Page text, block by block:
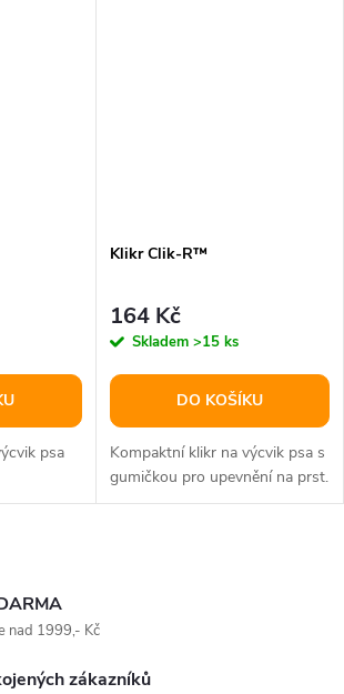
psa
Klikr Clik-R™
164 Kč
Skladem >15 ks
DO KOŠÍKU
Kompaktní klikr na výcvik psa s
gumičkou pro upevnění na prst.
nad 1999,- Kč
zákazníků